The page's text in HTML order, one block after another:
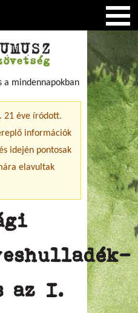
a mindennapokban
üzenet
21 éve íródott.
információk
idején pontosak
elavultak
az I.